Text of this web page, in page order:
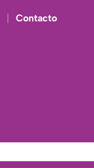
Contacto